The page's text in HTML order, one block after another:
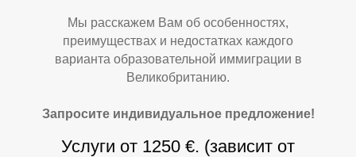
Мы расскажем Вам об особенностях,
преимуществах и недостатках каждого
варианта образовательной иммиграции в
Великобританию.
Запросите индивидуальное предложение!
Услуги от 1250 €. (зависит от